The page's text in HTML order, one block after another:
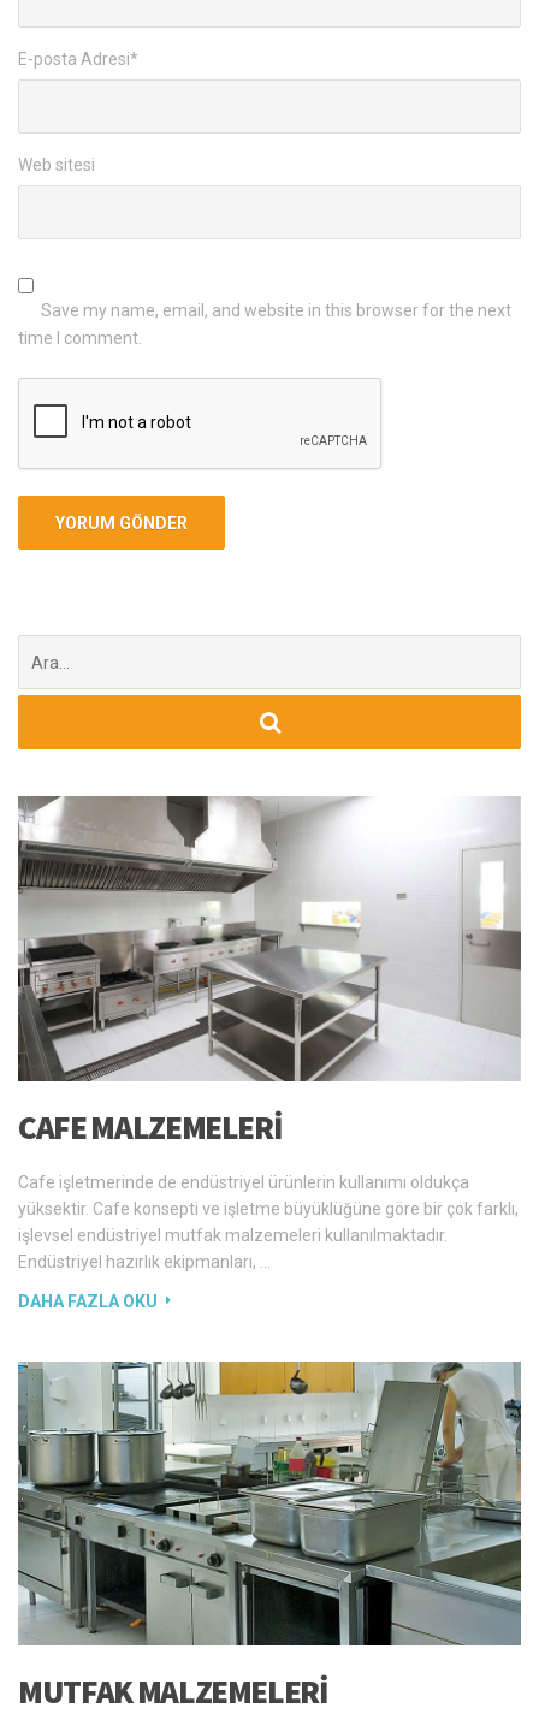
E-posta Adresi*
Web sitesi
Save my name, email, and website in this browser for the next
time I comment.
ara:
CAFE MALZEMELERI
Cafe işletmerinde de endüstriyel ürünlerin kullanımı oldukça
yüksektir. Cafe konsepti ve işletme büyüklüğüne göre bir çok farklı,
işlevsel endüstriyel mutfak malzemeleri kullanılmaktadır.
Endüstriyel hazırlık ekipmanları, …
DAHA FAZLA OKU
MUTFAK MALZEMELERI